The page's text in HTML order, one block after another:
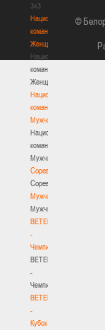
3х3
Национальная
команда.
Женщины
Национальная
команда.
Женщины
Национальная
команда.
Мужчины
Национальная
команда.
Мужчины
Соревнования
Соревнования
Мужчины
Мужчины
BETERA
-
Чемпионат
BETERA
-
Чемпионат
BETERA
-
Кубок
©